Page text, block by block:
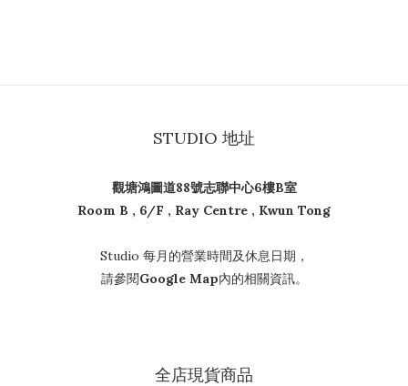
STUDIO 地址
觀塘鴻圖道88號志聯中心6樓B室
Room B , 6/F , Ray Centre , Kwun Tong
Studio 每月的營業時間及休息日期，
請參閱Google Map內的相關資訊。
全店現貨商品